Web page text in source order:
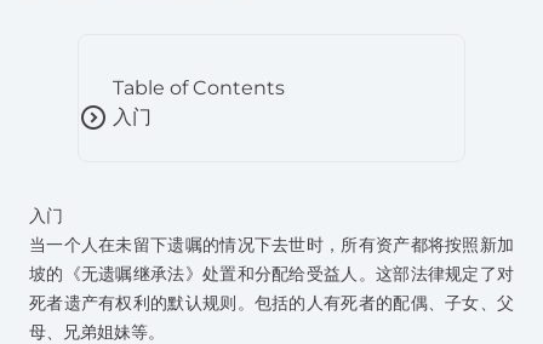
Table of Contents
expand_circle_right 入门
入门
当一个人在未留下遗嘱的情况下去世时，所有资产都将按照新加
坡的《无遗嘱继承法》处置和分配给受益人。这部法律规定了对
死者遗产有权利的默认规则。包括的人有死者的配偶、子女、父
母、兄弟姐妹等。